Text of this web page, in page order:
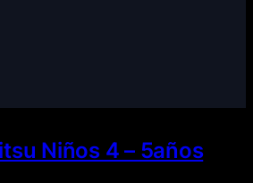
Niños 4 – 5años